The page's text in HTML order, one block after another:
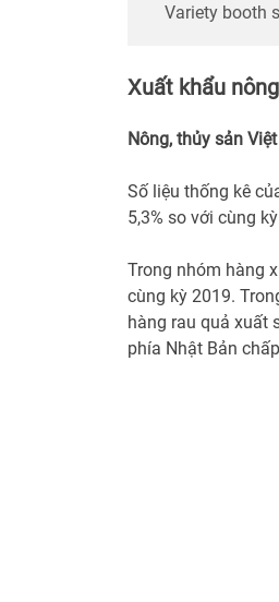
Truyền
Thông
Variety booth
Xuất khẩu
Nông, thủy sản
Số liệu thống kê
5,3% so với cùng
Trong nhóm hàng
cùng kỳ 2019.
hàng rau quả xuất
phía Nhật Bản